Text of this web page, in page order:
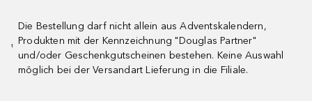
¹
Die Bestellung darf nicht allein aus Adventskalendern,
Produkten mit der Kennzeichnung "Douglas Partner"
und/oder Geschenkgutscheinen bestehen. Keine Auswahl
möglich bei der Versandart Lieferung in die Filiale.